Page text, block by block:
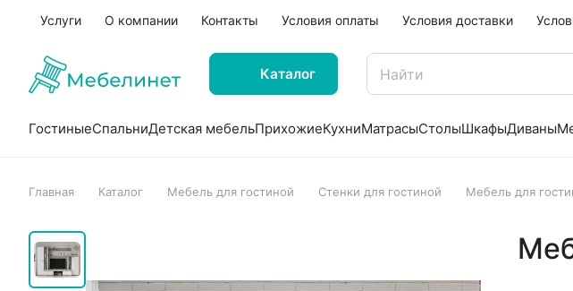
Услуги О компании Контакты Условия оплаты Условия доставки
Каталог
ГостиныеСпальниДетская мебельПрихожиеКухниМатрасыСтолыШкафыДиваны
Главная Каталог Мебель для гостиной Стенки для гостиной Мебель для